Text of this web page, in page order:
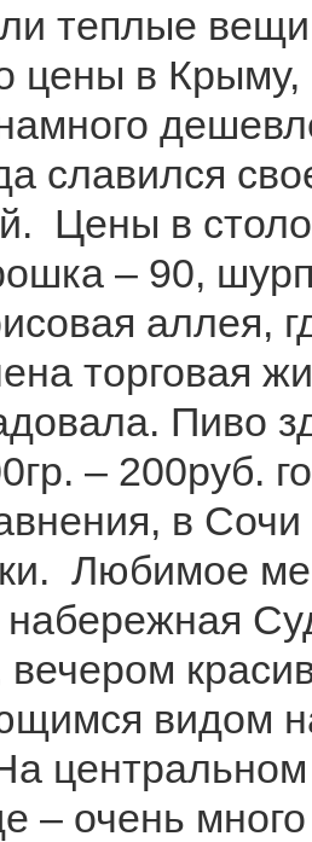
теплые
цены в Крыму,
славился
Цены в
– 90,
аллея,
торговая
Пиво
– 200руб.
в
Любимое
набережная
вечером
видом
– очень